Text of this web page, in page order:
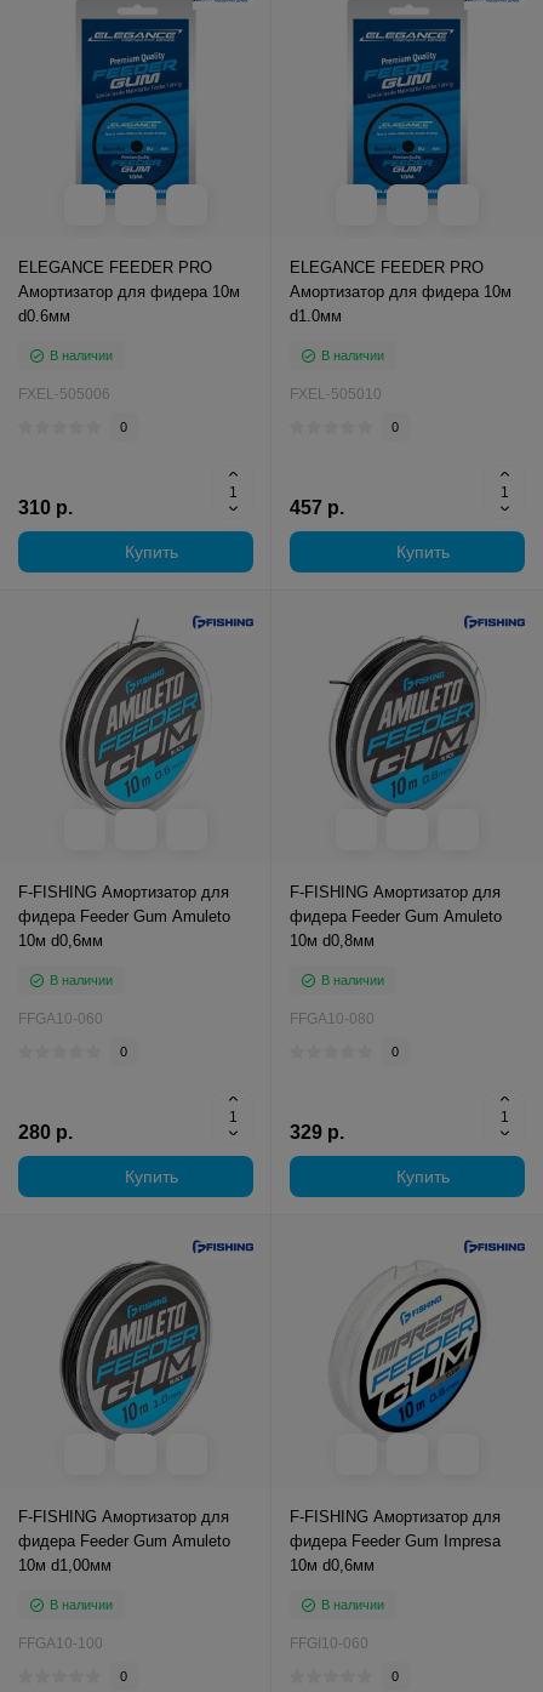
ELEGANCE FEEDER PRO
Амортизатор для фидера 10м
d0.6мм
В наличии
FXEL-505006
0
310 р.
Купить
ELEGANCE FEEDER PRO
Амортизатор для фидера 10м
d1.0мм
В наличии
FXEL-505010
0
457 р.
Купить
F-FISHING Амортизатор для
фидера Feeder Gum Amuleto
10м d0,6мм
В наличии
FFGA10-060
0
280 р.
Купить
F-FISHING Амортизатор для
фидера Feeder Gum Amuleto
10м d0,8мм
В наличии
FFGA10-080
0
329 р.
Купить
F-FISHING Амортизатор для
фидера Feeder Gum Amuleto
10м d1,00мм
В наличии
FFGA10-100
0
F-FISHING Амортизатор для
фидера Feeder Gum Impresa
10м d0,6мм
В наличии
FFGI10-060
0